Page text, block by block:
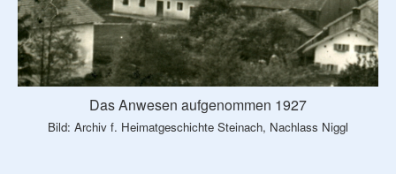
Das Anwesen aufgenommen 1927
Bild: Archiv f. Heimatgeschichte Steinach, Nachlass Niggl